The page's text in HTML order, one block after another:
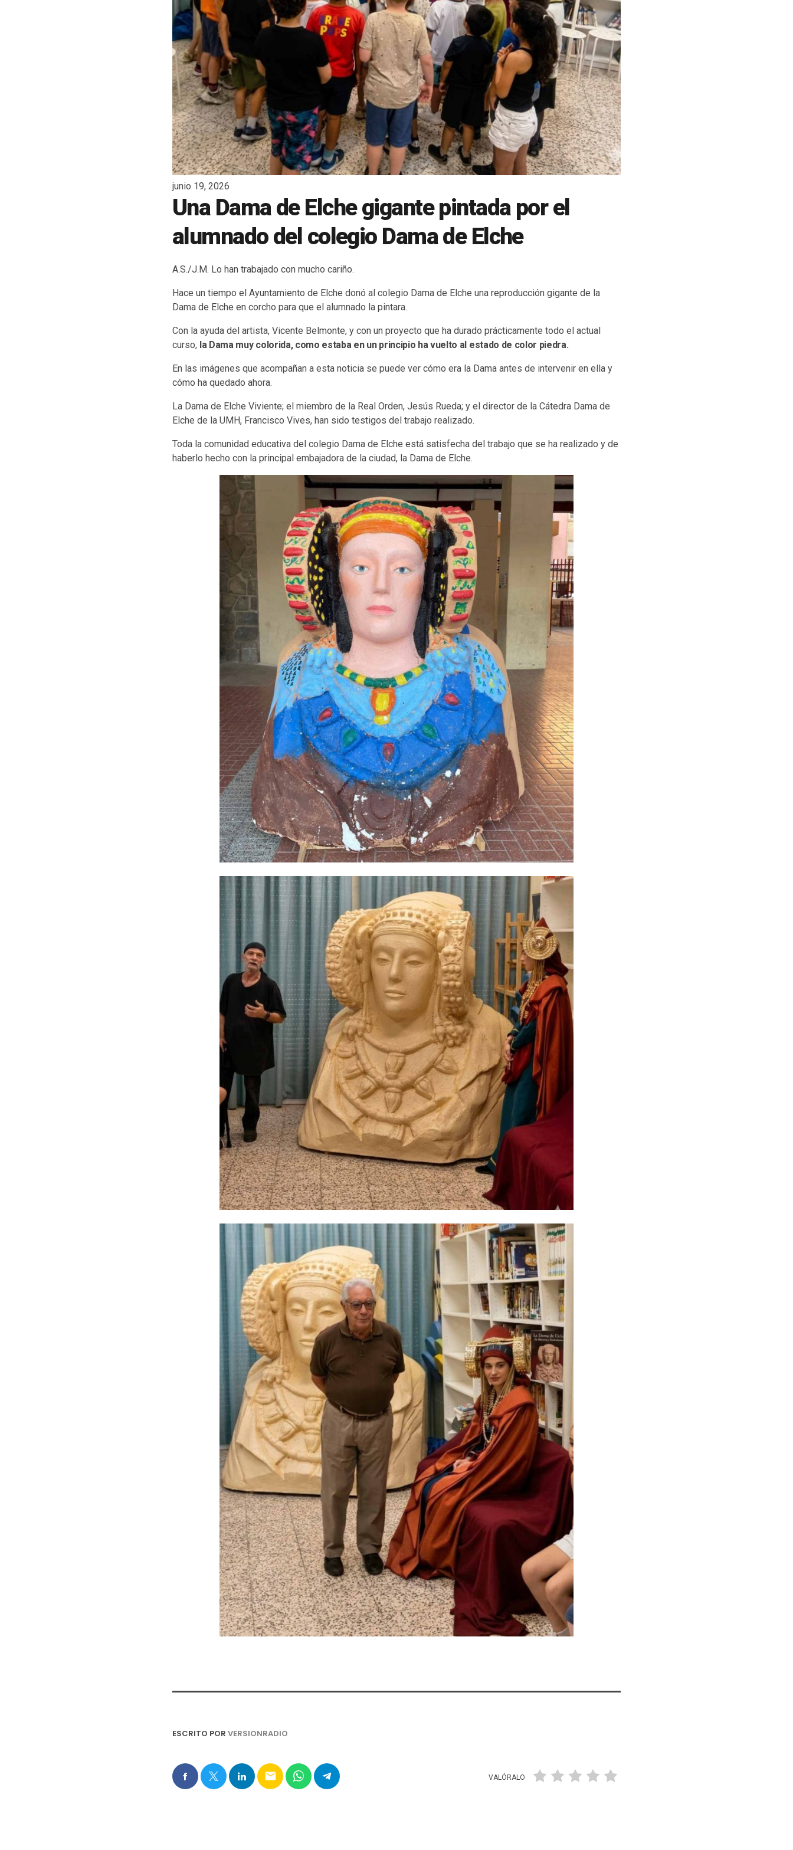
junio 19, 2026
Una Dama de Elche gigante pintada por el
alumnado del colegio Dama de Elche
A.S./J.M. Lo han trabajado con mucho cariño.
Hace un tiempo el Ayuntamiento de Elche donó al colegio Dama de Elche una reproducción gigante de la
Dama de Elche en corcho para que el alumnado la pintara.
Con la ayuda del artista, Vicente Belmonte, y con un proyecto que ha durado prácticamente todo el actual
curso, la Dama muy colorida, como estaba en un principio ha vuelto al estado de color piedra.
En las imágenes que acompañan a esta noticia se puede ver cómo era la Dama antes de intervenir en ella y
cómo ha quedado ahora.
La Dama de Elche Viviente; el miembro de la Real Orden, Jesús Rueda; y el director de la Cátedra Dama de
Elche de la UMH, Francisco Vives, han sido testigos del trabajo realizado.
Toda la comunidad educativa del colegio Dama de Elche está satisfecha del trabajo que se ha realizado y de
haberlo hecho con la principal embajadora de la ciudad, la Dama de Elche.
ESCRITO POR VERSIONRADIO
email VALÓRALO